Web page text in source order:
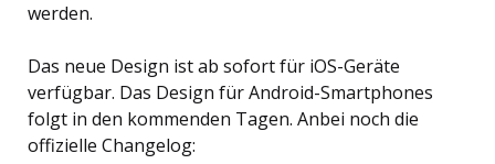
werden.
Das neue Design ist ab sofort für iOS-Geräte
verfügbar. Das Design für Android-Smartphones
folgt in den kommenden Tagen. Anbei noch die
offizielle Changelog: